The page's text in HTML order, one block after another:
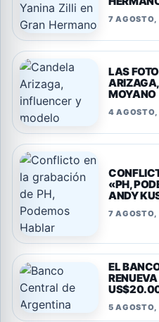
7
LAS
MOYANO
4
«PH,
ANDY
7
EL
5